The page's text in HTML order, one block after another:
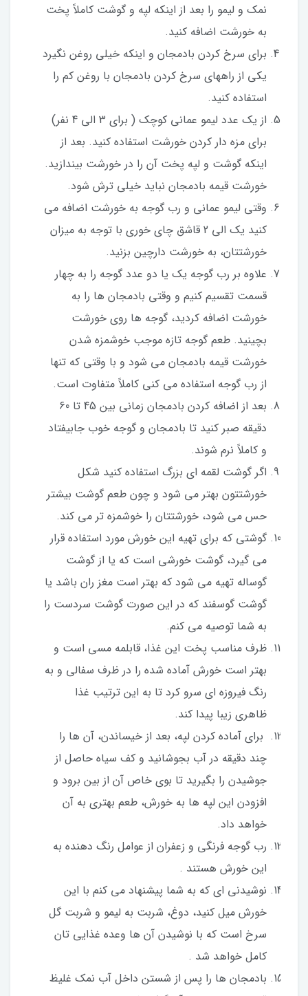
نمک و لیمو را بعد از اینکه لپه و گوشت کاملاً پخت
به خورشت اضافه کنید.
برای سرخ کردن بادمجان و اینکه خیلی روغن نگیرد
یکی از راههای سرخ کردن بادمجان با روغن کم را
استفاده کنید.
از یک عدد لیمو عمانی کوچک ( برای 3 الی 4 نفر)
برای مزه دار کردن خورشت استفاده کنید. بعد از
اینکه گوشت و لپه پخت آن را در خورشت بیندازید.
خورشت قیمه بادمجان نباید خیلی ترش شود.
وقتی لیمو عمانی و رب گوجه به خورشت اضافه می
کنید یک الی 2 قاشق چای خوری با توجه به میزان
خورشتتان، به خورشت دارچین بزنید.
علاوه بر رب گوجه یک یا دو عدد گوجه را به چهار
قسمت تقسیم کنیم و وقتی بادمجان ها را به
خورشت اضافه کردید، گوجه ها روی خورشت
بچینید. طعم گوجه تازه موجب خوشمزه شدن
خورشت قیمه بادمجان می شود و با وقتی که تنها
از رب گوجه استفاده می کنی کاملاً متفاوت است.
بعد از اضافه کردن بادمجان زمانی بین 45 تا 60
دقیقه صبر کنید تا بادمجان و گوجه خوب جابیفتاد
و کاملاً نرم شوند.
اگر گوشت لقمه ای بزرگ استفاده کنید شکل
خورشتتون بهتر می شود و چون طعم گوشت بیشتر
حس می شود، خورشتتان را خوشمزه تر می کند.
گوشتی که برای تهیه این خورش مورد استفاده قرار
می گیرد، گوشت خورشی است که یا از گوشت
گوساله تهیه می شود که بهتر است مغز ران باشد یا
گوشت گوسفند که در این صورت گوشت سردست را
به شما توصیه می کنم.
ظرف مناسب پخت این غذا، قابلمه مسی است و
بهتر است خورش آماده شده را در ظرف سفالی و به
رنگ فیروزه ای سرو کرد تا به این ترتیب غذا
ظاهری زیبا پیدا کند.
برای آماده کردن لپه، بعد از خیساندن، آن ها را
چند دقیقه در آب بجوشانید و کف سیاه حاصل از
جوشیدن را بگیرید تا بوی خاص آن از بین برود و
افزودن این لپه ها به خورش، طعم بهتری به آن
خواهد داد.
رب گوجه فرنگی و زعفران از عوامل رنگ دهنده به
این خورش هستند .
نوشیدنی ای که به شما پیشنهاد می کنم با این
خورش میل کنید، دوغ، شربت به لیمو و شربت گل
سرخ است که با نوشیدن آن ها وعده غذایی تان
کامل خواهد شد .
بادمجان ها را پس از شستن داخل آب نمک غلیظ